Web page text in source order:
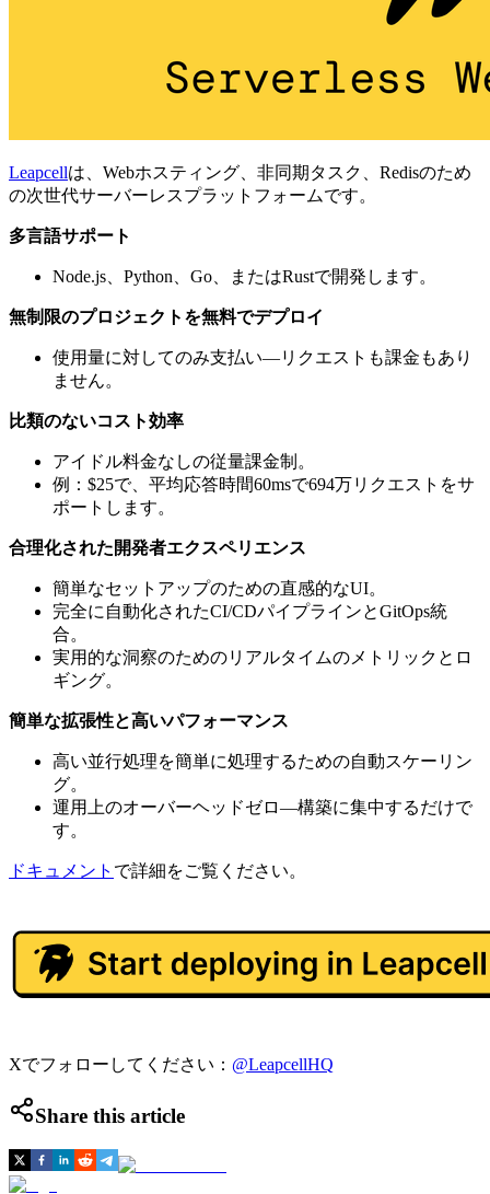
Leapcellは、Webホスティング、非同期タスク、Redisのため
の次世代サーバーレスプラットフォームです。
多言語サポート
Node.js、Python、Go、またはRustで開発します。
無制限のプロジェクトを無料でデプロイ
使用量に対してのみ支払い—リクエストも課金もあり
ません。
比類のないコスト効率
アイドル料金なしの従量課金制。
例：$25で、平均応答時間60msで694万リクエストをサ
ポートします。
合理化された開発者エクスペリエンス
簡単なセットアップのための直感的なUI。
完全に自動化されたCI/CDパイプラインとGitOps統
合。
実用的な洞察のためのリアルタイムのメトリックとロ
ギング。
簡単な拡張性と高いパフォーマンス
高い並行処理を簡単に処理するための自動スケーリン
グ。
運用上のオーバーヘッドゼロ—構築に集中するだけで
す。
ドキュメント で詳細をご覧ください。
Xでフォローしてください： @LeapcellHQ
Share this article